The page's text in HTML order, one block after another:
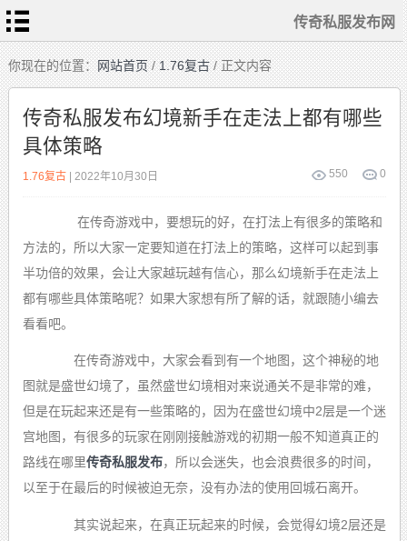
传奇私服发布网
首
页
传
奇
私
服
变
态
传
奇
1.76
复
古
迷
失
传
奇
单
职
业
传
奇
你现在的位置：网站首页/1.76复古/ 正文内容
传奇私服发布幻境新手在走法上都有哪些
具体策略
550 0
1.76复古| 2022年10月30日
在传奇游戏中，要想玩的好，在打法上有很多的策略和
方法的，所以大家一定要知道在打法上的策略，这样可以起到事
半功倍的效果，会让大家越玩越有信心，那么幻境新手在走法上
都有哪些具体策略呢？如果大家想有所了解的话，就跟随小编去
看看吧。
在传奇游戏中，大家会看到有一个地图，这个神秘的地
图就是盛世幻境了，虽然盛世幻境相对来说通关不是非常的难，
但是在玩起来还是有一些策略的，因为在盛世幻境中2层是一个迷
宫地图，有很多的玩家在刚刚接触游戏的初期一般不知道真正的
路线在哪里传奇私服发布，所以会迷失，也会浪费很多的时间，
以至于在最后的时候被迫无奈，没有办法的使用回城石离开。
其实说起来，在真正玩起来的时候，会觉得幻境2层还是